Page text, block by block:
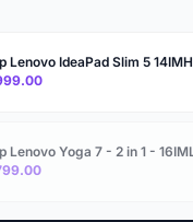
Lenovo IdeaPad Slim 5
Lenovo Yoga 7 - 2 in 1 -